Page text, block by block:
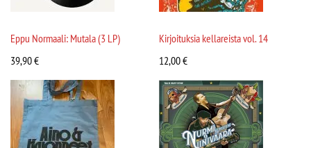
Eppu Normaali: Mutala (3 LP)
39,90€
Kirjoituksia kellareista vol. 14
12,00€